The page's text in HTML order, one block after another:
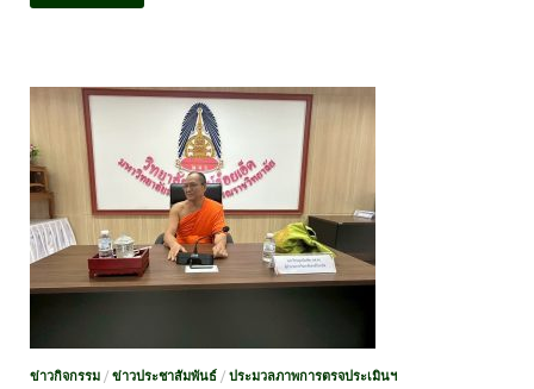
ข่าวกิจกรรม / ข่าวประชาสัมพันธ์ / ประมวลภาพการตรจประเมินฯ